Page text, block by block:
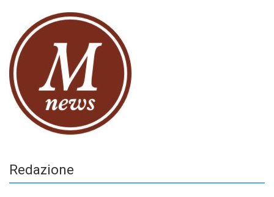
Redazione